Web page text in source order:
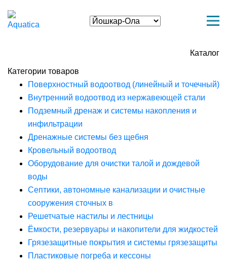
Каталог
Категории товаров
Поверхностный водоотвод (линейный и точечный)
Внутренний водоотвод из нержавеющей стали
Подземный дренаж и системы накопления и
инфильтрации
Дренажные системы без щебня
Кровельный водоотвод
Оборудование для очистки талой и дождевой
воды
Септики, автономные канализации и очистные
сооружения сточных в
Решетчатые настилы и лестницы
Ёмкости, резервуары и накопители для жидкостей
Грязезащитные покрытия и системы грязезащиты
Пластиковые погреба и кессоны